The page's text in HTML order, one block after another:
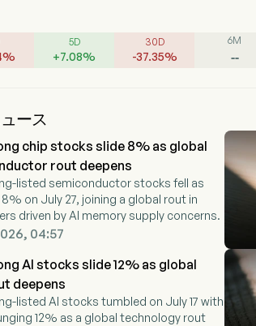
%
5D
+7.08%
30D
-37.35%
6M
--
ース
chip stocks slide 8% as global
rout deepens
listed semiconductor stocks fell as
on July 27, joining a global rout in
driven by AI memory supply concerns.
04:57
AI stocks slide 12% as global
deepens
listed AI stocks tumbled on July 17 with
12% as a global technology rout